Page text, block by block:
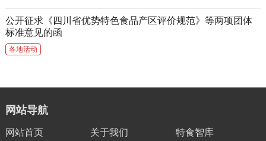
公开征求《四川省优势特色食品产区评价规范》等两项团体
标准意见的函
各地活动
网站导航
网站首页 关于我们
特食智库